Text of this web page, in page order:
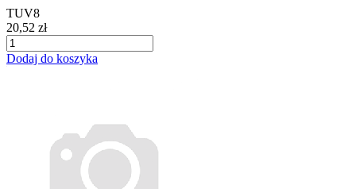
TUV8
20,52 zł
Dodaj do koszyka